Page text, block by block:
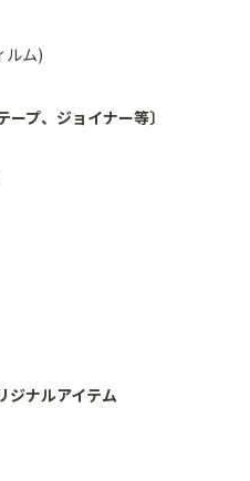
ルム)
プ、ジョイナー等〕
ジナルアイテム